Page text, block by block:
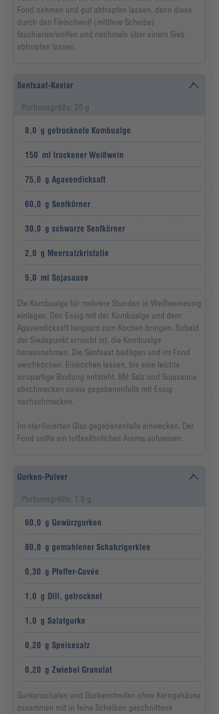
Fond nehmen und gut abtropfen lassen, dann diese
durch den Fleischwolf (mittlere Scheibe)
faschieren/wolfen und nochmals über einem Sieb
abtropfen lassen.
Senfsaat-Kaviar
Portionsgröße: 20 g
8,0 g getrocknete Kombualge
150 ml trockener Weißwein
75,0 g Agavendicksaft
60,0 g Senfkörner
30,0 g schwarze Senfkörner
2,0 g Meersalzkristalle
5,0 ml Sojasauce
Die Kombualge für mehrere Stunden in Weißweinessig
einlegen. Den Essig mit der Kombualge und dem
Agavendicksaft langsam zum Kochen bringen. Sobald
der Siedepunkt erreicht ist, die Kombualge
herausnehmen. Die Senfsaat beifügen und im Fond
weichkochen. Einkochen lassen, bis eine leichte
sirupartige Bindung entsteht. Mit Salz und Sojasauce
abschmecken sowie gegebenenfalls mit Essig
nachschmecken.
Im sterilisierten Glas gegebenenfalls einwecken. Der
Fond sollte ein toffeeähnliches Aroma aufweisen.
Gurken-Pulver
Portionsgröße: 1.5 g
60,0 g Gewürzgurken
80,0 g gemahlener Schabzigerklee
0,30 g Pfeffer-Cuvée
1,0 g Dill, getrocknet
1,0 g Salatgurke
0,20 g Speisesalz
0,20 g Zwiebel Granulat
Gurkenschalen und Gurkenstreifen ohne Kerngehäuse
zusammen mit in feine Scheiben geschnittene